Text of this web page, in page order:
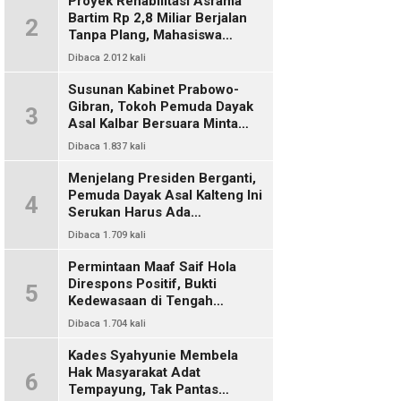
2
Bartim Rp 2,8 Miliar Berjalan
Tanpa Plang, Mahasiswa
Pertanyakan Transparansi
Dibaca 2.012 kali
3
Susunan Kabinet Prabowo-
Gibran, Tokoh Pemuda Dayak
Asal Kalbar Bersuara Minta
Harus Ada Representasi Dari
Dibaca 1.837 kali
4
Menjelang Presiden Berganti,
Pemuda Dayak Asal Kalteng Ini
Serukan Harus Ada
Keterwakilan Bangsa Dayak
Dibaca 1.709 kali
5
Permintaan Maaf Saif Hola
Direspons Positif, Bukti
Kedewasaan di Tengah
Polemik Konten
Dibaca 1.704 kali
6
Kades Syahyunie Membela
Hak Masyarakat Adat
Tempayung, Tak Pantas